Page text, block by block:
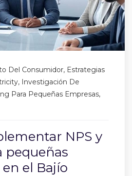
Del Consumidor, Estrategias
, Investigación De
Para Pequeñas Empresas,
NPS y
pequeñas
el Bajío